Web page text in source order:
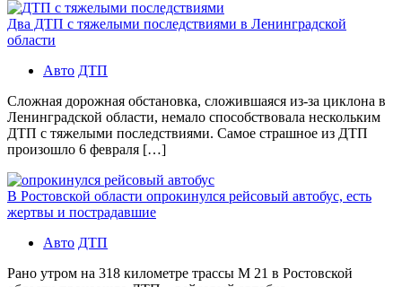
Два ДТП с тяжелыми последствиями в Ленинградской
области
Авто ДТП
Сложная дорожная обстановка, сложившаяся из-за циклона в
Ленинградской области, немало способствовала нескольким
ДТП с тяжелыми последствиями. Самое страшное из ДТП
произошло 6 февраля […]
В Ростовской области опрокинулся рейсовый автобус, есть
жертвы и пострадавшие
Авто ДТП
Рано утром на 318 километре трассы М 21 в Ростовской